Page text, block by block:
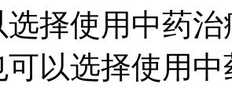
选择使用中药
可以选择使用